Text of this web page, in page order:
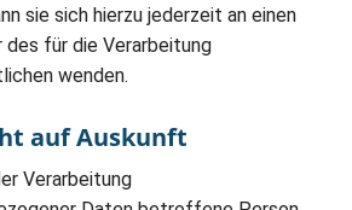
sie sich hierzu jederzeit an einen
für die Verarbeitung
wenden.
auf Auskunft
Verarbeitung